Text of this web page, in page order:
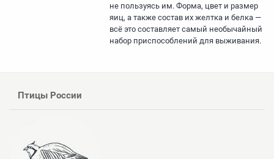
не пользуясь им. Форма, цвет и размер
яиц, а также состав их желтка и белка —
всё это составляет самый необычайный
набор приспособлений для выживания.
Птицы России